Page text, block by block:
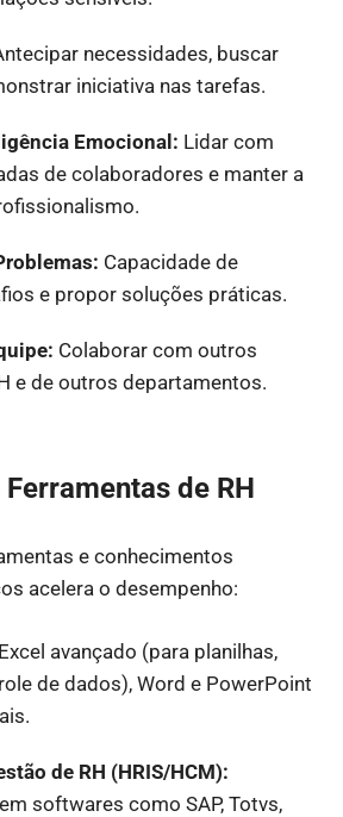
necessidades, buscar
iniciativa nas tarefas.
Emocional: Lidar com
de colaboradores e manter a
Capacidade de
e propor soluções práticas.
Colaborar com outros
e de outros departamentos.
de RH
e conhecimentos
acelera o desempenho:
Excel avançado (para planilhas,
de dados), Word e PowerPoint
de RH (HRIS/HCM):
softwares como SAP, Totvs,